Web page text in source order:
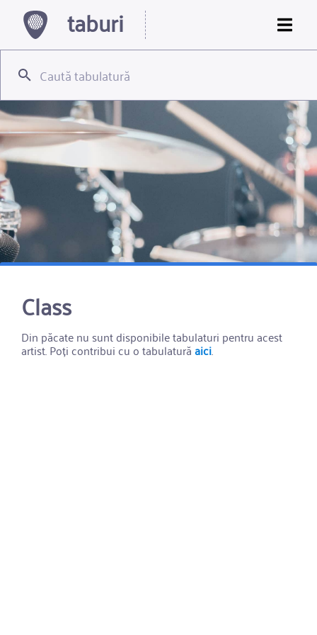
taburi
Class
Din păcate nu sunt disponibile tabulaturi pentru acest
artist. Poți contribui cu o tabulaturăaici.